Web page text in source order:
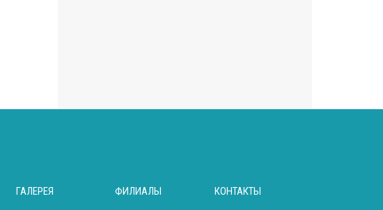
ГАЛЕРЕЯ ФИЛИАЛЫ КОНТАКТЫ